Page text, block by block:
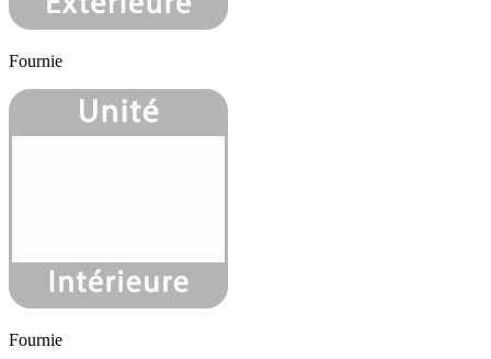
Fournie
Fournie